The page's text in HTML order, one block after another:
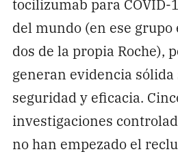
del mundo (en ese
dos de la propia Roche),
generan evidencia sólida
seguridad y eficacia.
investigaciones
no han empezado el